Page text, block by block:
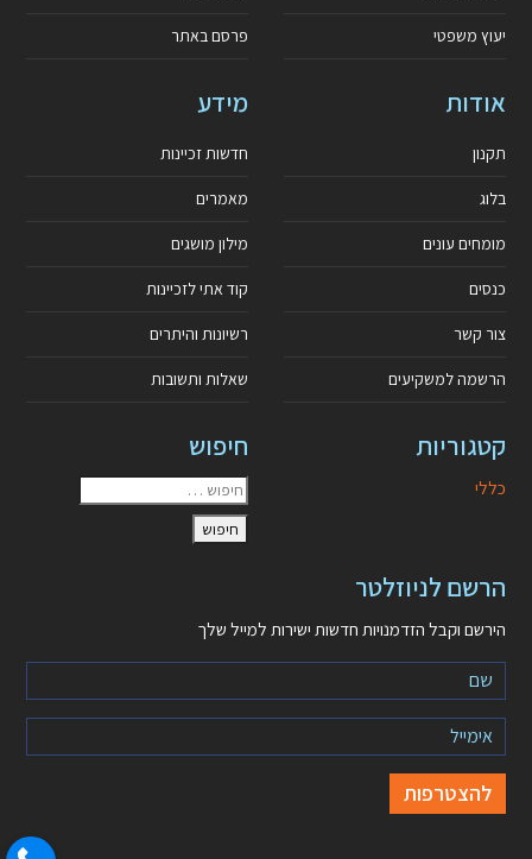
יעוץ משפטי פרסם באתר
אודות
תקנון
בלוג
מומחים עונים
כנסים
צור קשר
הרשמה למשקיעים
מידע
חדשות זכיינות
מאמרים
מילון מושגים
קוד אתי לזכיינות
רשיונות והיתרים
שאלות ותשובות
קטגוריות
כללי
חיפוש
הרשם לניוזלטר
הירשם וקבל הזדמנויות חדשות ישירות למייל שלך